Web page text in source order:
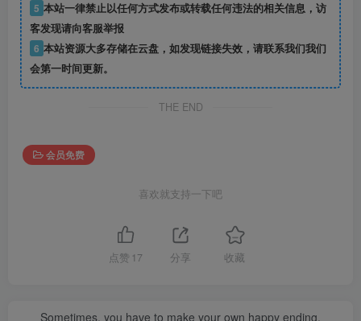
5 本站一律禁止以任何方式发布或转载任何违法的相关信息，访
客发现请向客服举报
6 本站资源大多存储在云盘，如发现链接失效，请联系我们我们
会第一时间更新。
THE END
会员免费
喜欢就支持一下吧
点赞 17 分享 收藏
Sometimes, you have to make your own happy ending.